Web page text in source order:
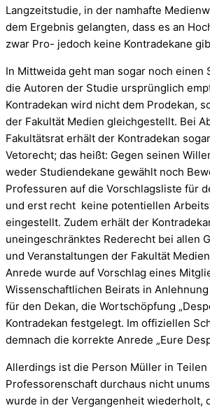
Langzeitstudie, in der namhafte
dem Ergebnis gelangten, dass es an
zwar Pro- jedoch keine Kontradekane
In Mittweida geht man sogar noch einen
die Autoren der Studie ursprünglich
Kontradekan wird nicht dem Prodekan,
der Fakultät Medien gleichgestellt. Bei
Fakultätsrat erhält der Kontradekan
Vetorecht; das heißt: Gegen seinen
weder Studiendekane gewählt noch
Professuren auf die Vorschlagsliste für
und erst recht keine potentiellen
eingestellt. Zudem erhält der
uneingeschränktes Rederecht bei allen
und Veranstaltungen der Fakultät
Anrede wurde auf Vorschlag eines
Wissenschaftlichen Beirats in Anlehnung
für den Dekan, die Wortschöpfung
Kontradekan festgelegt. Im offiziellen
demnach die korrekte Anrede „Eure
Allerdings ist die Person Müller in Teilen
Professorenschaft durchaus nicht
wurde in der Vergangenheit wiederholt,